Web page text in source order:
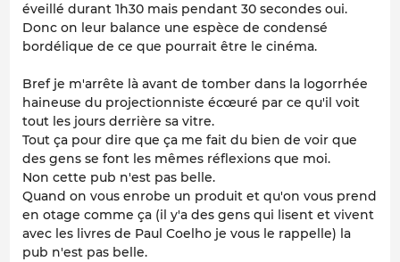
éveillé durant 1h30 mais pendant 30 secondes oui.
Donc on leur balance une espèce de condensé
bordélique de ce que pourrait être le cinéma.
Bref je m'arrête là avant de tomber dans la logorrhée
haineuse du projectionniste écœuré par ce qu'il voit
tout les jours derrière sa vitre.
Tout ça pour dire que ça me fait du bien de voir que
des gens se font les mêmes réflexions que moi.
Non cette pub n'est pas belle.
Quand on vous enrobe un produit et qu'on vous prend
en otage comme ça (il y'a des gens qui lisent et vivent
avec les livres de Paul Coelho je vous le rappelle) la
pub n'est pas belle.